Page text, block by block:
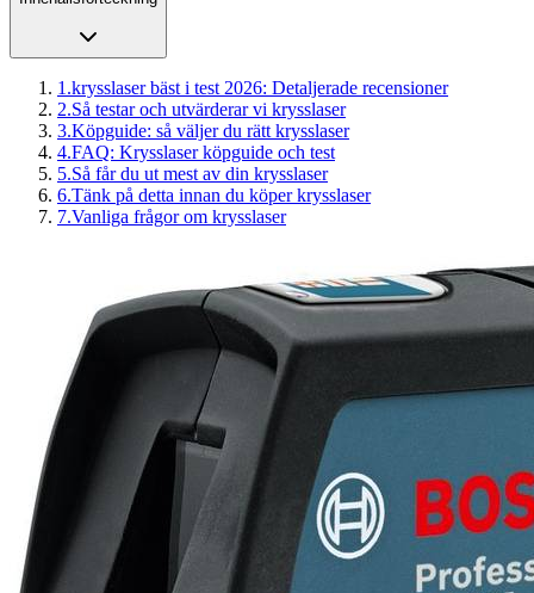
1 .krysslaser bäst i test 2026: Detaljerade recensioner
2.Så testar och utvärderar vi krysslaser
3.Köpguide: så väljer du rätt krysslaser
4.FAQ: Krysslaser köpguide och test
5.Så får du ut mest av din krysslaser
6.Tänk på detta innan du köper krysslaser
7.Vanliga frågor om krysslaser